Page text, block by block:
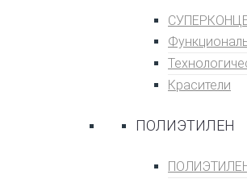
Красители
ПОЛИЭТИЛЕН